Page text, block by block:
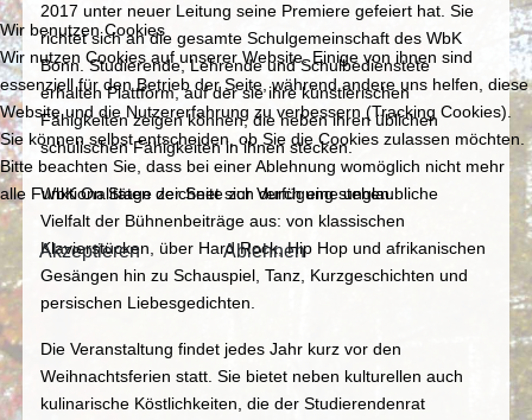
2017 unter neuer Leitung seine Premiere gefeiert hat. Sie
richtet sich an die gesamte Schulgemeinschaft des WbK
Bonn. Studierende, Lehrende und Schulbedienstete
erhalten Plattform, auf der sie ihre künstlerischen
Fähigkeiten zeigen können, die neben ihren üblichen
schulischen Fähigkeiten in ihnen stecken.
WbK On Stage zeichnet sich durch eine unglaubliche
Vielfalt der Bühnenbeiträge aus: von klassischen
Klavierstücken, über Hard Rock, Hip Hop und afrikanischen
Gesängen hin zu Schauspiel, Tanz, Kurzgeschichten und
persischen Liebesgedichten.
Die Veranstaltung findet jedes Jahr kurz vor den
Weihnachtsferien statt. Sie bietet neben kulturellen auch
kulinarische Köstlichkeiten, die der Studierendenrat
Wir benutzen Cookies
Wir nutzen Cookies auf unserer Website. Einige von ihnen sind
essenziell für den Betrieb der Seite, während andere uns helfen, diese
Website und die Nutzererfahrung zu verbessern (Tracking Cookies).
Sie können selbst entscheiden, ob Sie die Cookies zulassen möchten.
Bitte beachten Sie, dass bei einer Ablehnung womöglich nicht mehr
alle Funktionalitäten der Seite zur Verfügung stehen.
Akzeptieren Ablehnen